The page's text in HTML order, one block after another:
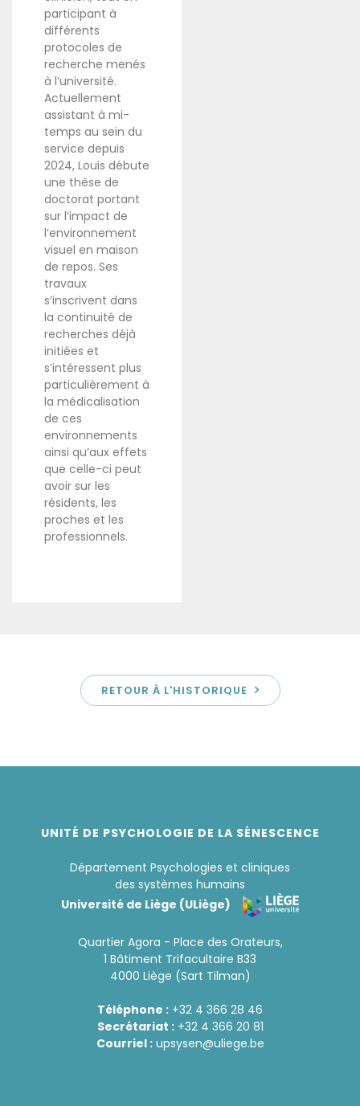
participant à
différents
protocoles de
recherche menés
à l’université.
Actuellement
assistant à mi-
temps au sein du
service depuis
2024, Louis débute
une thèse de
doctorat portant
sur l’impact de
l’environnement
visuel en maison
de repos. Ses
travaux
s’inscrivent dans
la continuité de
recherches déjà
initiées et
s’intéressent plus
particulièrement à
la médicalisation
de ces
environnements
ainsi qu’aux effets
que celle-ci peut
avoir sur les
résidents, les
proches et les
professionnels.
RETOUR À L'HISTORIQUE
UNITÉ DE PSYCHOLOGIE DE LA SÉNESCENCE
Département Psychologies et cliniques
des systèmes humains
Université de Liège (ULiège)
Quartier Agora - Place des Orateurs,
1 Bâtiment Trifacultaire B33
4000 Liège (Sart Tilman)
Téléphone : +32 4 366 28 46
Secrétariat :+32 4 366 20 81
Courriel :upsysen@uliege.be